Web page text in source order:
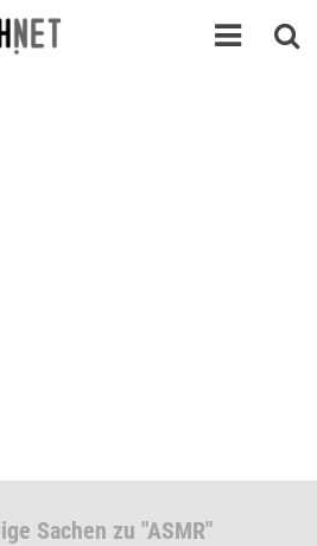
Sachen zu "ASMR"